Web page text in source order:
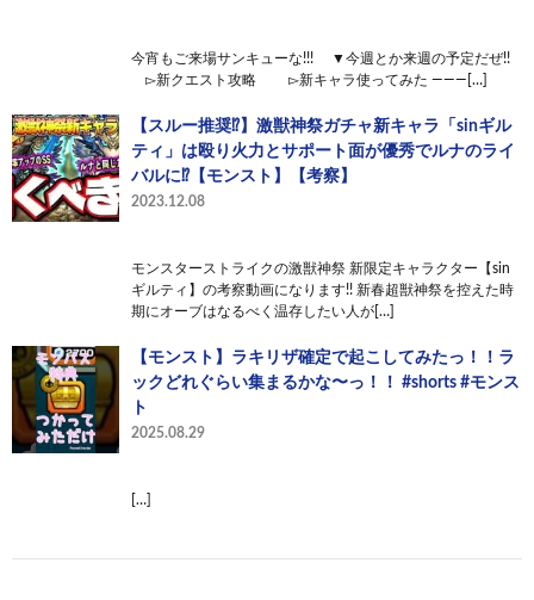
今宵もご来場サンキューな!!! ▼今週とか来週の予定だぜ!!
▻新クエスト攻略 ▻新キャラ使ってみた ———[…]
【スルー推奨⁉】激獣神祭ガチャ新キャラ「sinギル
ティ」は殴り火力とサポート面が優秀でルナのライ
バルに⁉【モンスト】【考察】
2023.12.08
モンスターストライクの激獣神祭 新限定キャラクター【sin
ギルティ】の考察動画になります!! 新春超獣神祭を控えた時
期にオーブはなるべく温存したい人が[…]
【モンスト】ラキリザ確定で起こしてみたっ！！ラ
ックどれぐらい集まるかな〜っ！！ #shorts #モンス
ト
2025.08.29
[…]